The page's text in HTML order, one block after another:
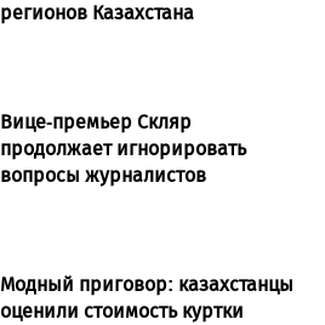
регионов Казахстана
Вице-премьер Скляр
продолжает игнорировать
вопросы журналистов
Модный приговор: казахстанцы
оценили стоимость куртки